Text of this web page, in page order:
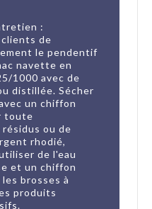
:
clients de
le pendentif
navette en
1000 avec de
distillée. Sécher
un chiffon
toute
ou de
rhodié,
de l'eau
et un chiffon
brosses à
produits